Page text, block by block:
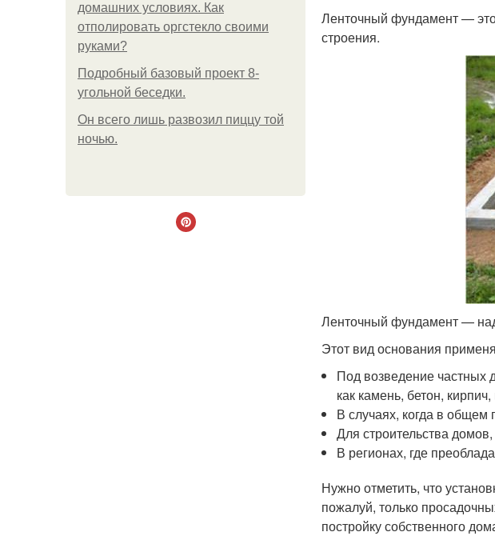
домашних условиях. Как
отполировать оргстекло своими
руками?
Подробный базовый проект 8-
угольной беседки.
Он всего лишь развозил пиццу той
ночью.
Ленточный фундамент — это
строения.
Ленточный фундамент —
Этот вид основания
Под возведение частных
как камень, бетон,
В случаях, когда в общем
Для строительства
В регионах, где
Нужно отметить, что
пожалуй, только
постройку собственного